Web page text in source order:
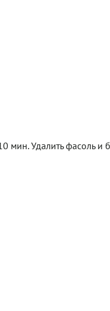
мин. Удалить фасоль и